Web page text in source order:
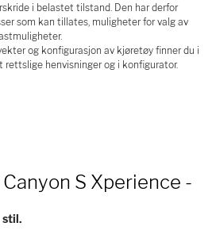
i belastet tilstand. Den har derfor
som kan tillates, muligheter for valg av
og konfigurasjon av kjøretøy finner du i
henvisninger og i konfigurator.
S Xperience -
stil.